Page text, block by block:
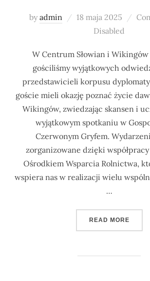
byadmin
Posted
18 maja 2025
Disabled
W Centrum Słowian i
gościliśmy wyjątkowych
przedstawicieli korpusu
goście mieli okazję poznać życie
Wikingów, zwiedzając skansen i
wyjątkowym spotkaniu w
Czerwonym Gryfem.
zorganizowane dzięki
Ośrodkiem Wsparcia Rolnictwa,
wspiera nas w realizacji wielu
…
READ MORE